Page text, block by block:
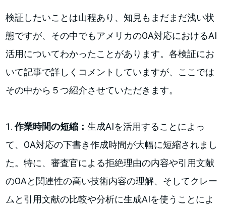
検証したいことは山程あり、知見もまだまだ浅い状
態ですが、その中でもアメリカのOA対応におけるAI
活用についてわかったことがあります。各検証にお
いて記事で詳しくコメントしていますが、ここでは
その中から５つ紹介させていただきます。
1.作業時間の短縮：生成AIを活用することによっ
て、OA対応の下書き作成時間が大幅に短縮されまし
た。特に、審査官による拒絶理由の内容や引用文献
のOAと関連性の高い技術内容の理解、そしてクレー
ムと引用文献の比較や分析に生成AIを使うことによ